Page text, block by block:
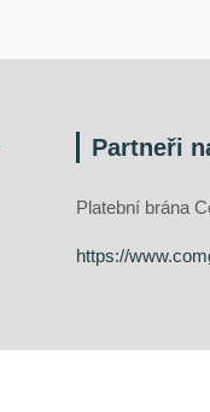
Partneři
Platební brána
https://